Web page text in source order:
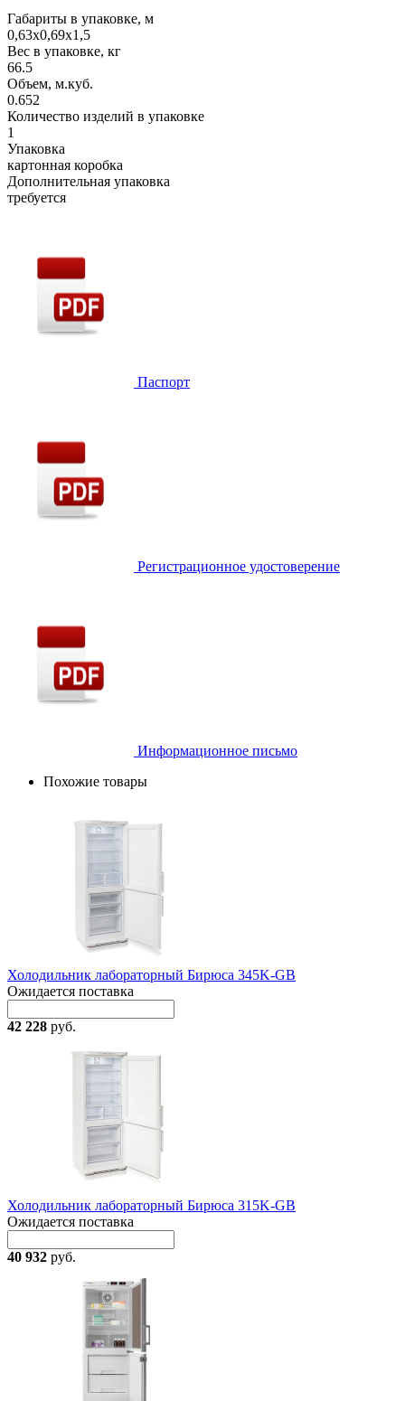
Габариты в упаковке, м
0,63х0,69х1,5
Вес в упаковке, кг
66.5
Объем, м.куб.
0.652
Количество изделий в упаковке
1
Упаковка
картонная коробка
Дополнительная упаковка
требуется
Паспорт
Регистрационное удостоверение
Информационное письмо
Похожие товары
Холодильник лабораторный Бирюса 345K-GB
Ожидается поставка
42 228 руб.
Холодильник лабораторный Бирюса 315K-GB
Ожидается поставка
40 932 руб.